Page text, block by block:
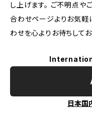
し上げます。 ご不明点や
合わせページよりお気軽
わせを心よりお待ちしてお
日本国